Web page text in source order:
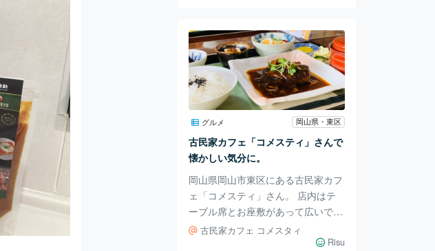
場所とか…。 駅近のザ・街中！っ
て場所に シャトレーゼを見たこと
なかったんですが…。 なんと岡山
駅構内に見つけたんです！ 駅ナカ
のシャトレーゼってどんなの？ と
行ってみました。 在来線の中央改
札口を出て、 東口の方へ歩いてい
くと 見覚えのある看板が見えてき
ました。 シャトレ
グルメ 岡山県・東区
古民家カフェ「コメスティ」さんで
懐かしい気分に。
岡山県岡山市東区にある古民家カフ
ェ「コメスティ」さん。 店内はテ
ーブル席とお座敷があって広いで
す。 人気のハンバーグランチをい
ただきました。 ふわっふわのハン
古民家カフェ コメスタィ
Risu